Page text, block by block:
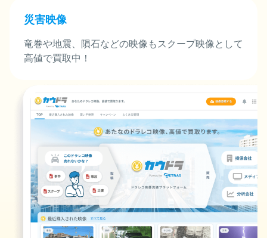
災害映像
竜巻や地震、隕石などの映像もスクープ映像として
高値で買取中！